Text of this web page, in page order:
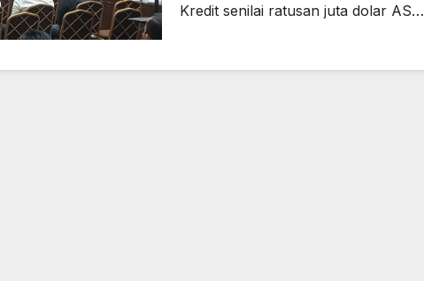
Kredit senilai ratusan juta dolar AS…